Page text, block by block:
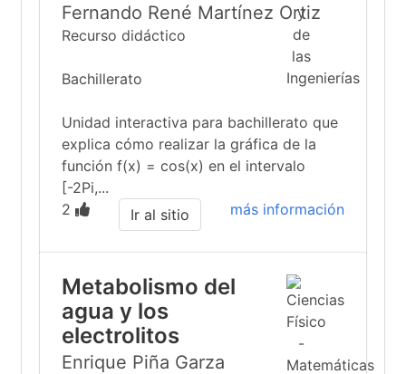
Fernando René Martínez Ortiz
Recurso didáctico
Bachillerato
Unidad interactiva para bachillerato que
explica cómo realizar la gráfica de la
función f(x) = cos(x) en el intervalo
[-2Pi,...
2
más información
Ir al sitio
Metabolismo del
agua y los
electrolitos
Enrique Piña Garza